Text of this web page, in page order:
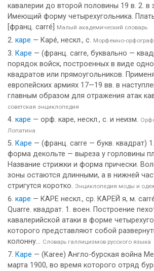
кавалерии до второй половины 19 в. 2. в
Имеющий форму четырехугольника.
[франц. carré]
Малый академический словарь
каре — Каре́, нескл., с. Морфемно-
Каре — (франц. carre, буквально —
порядок войск, построенных в виде
квадратов или прямоугольников.
европейских армиях 17—19 вв. в
главным образом для отражения атак
советская энциклопедия
каре — орф. каре, нескл., с. и неизм.
Лопатина
Каре — (франц. carre — букв. квадрат)
форма декольте — выреза у горловины
Название стрижки и форма прически.
зоны остаются длинными, а в нижней
стригутся коротко. Энциклопедия моды и
каре — КАРЕ нескл., ср. КАРЕЙ я, м.
Quarre. квадрат. 1. воен. Построение
кавалерийской атаки в форме
которого представляют собой
колонну... Словарь галлицизмов русского языка
Каре — (Karee) Англо-бурская война
марта 1900, во время которого отряд